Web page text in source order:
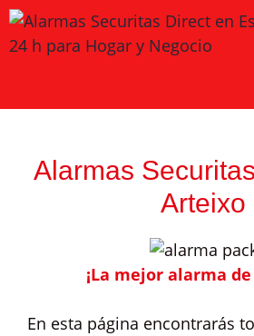
Saltar
al
contenido
Alarmas
Arteixo
¡La mejor alarma
En esta página encontrarás